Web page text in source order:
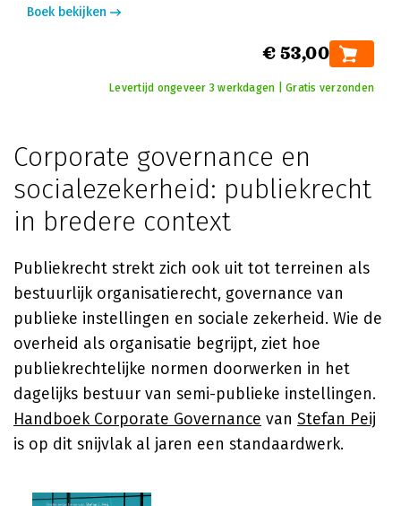
Boek bekijken
€ 53,00
Levertijd ongeveer 3 werkdagen | Gratis verzonden
Corporate governance en
socialezekerheid: publiekrecht
in bredere context
Publiekrecht strekt zich ook uit tot terreinen als
bestuurlijk organisatierecht, governance van
publieke instellingen en sociale zekerheid. Wie de
overheid als organisatie begrijpt, ziet hoe
publiekrechtelijke normen doorwerken in het
dagelijks bestuur van semi-publieke instellingen.
Handboek Corporate Governance van Stefan Peij
is op dit snijvlak al jaren een standaardwerk.